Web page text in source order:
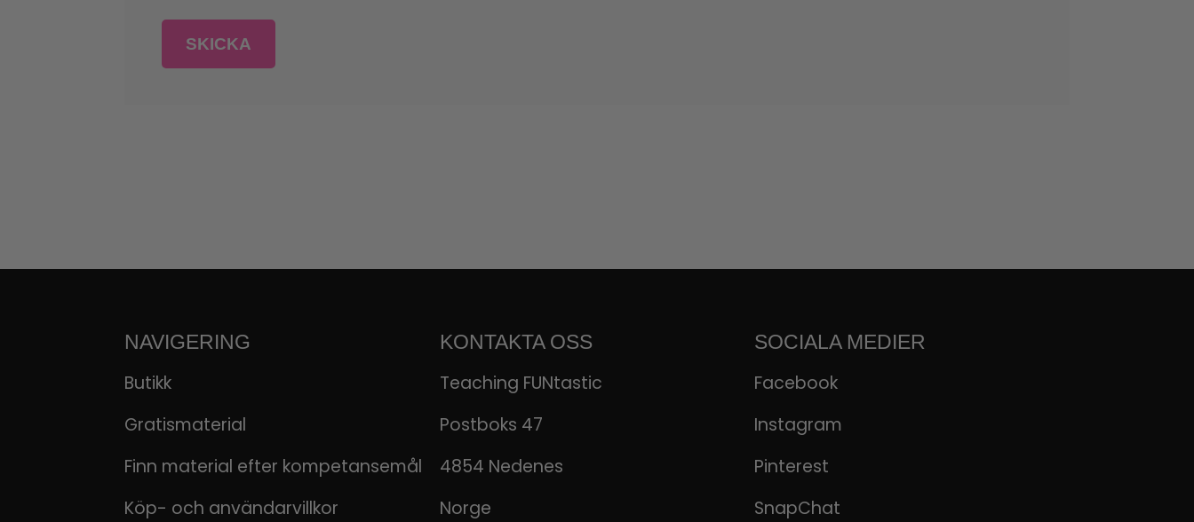
NAVIGERING
Butikk
Gratismaterial
Finn material efter kompetansemål
Köp- och användarvillkor
KONTAKTA OSS
Teaching FUNtastic
Postboks 47
4854 Nedenes
Norge
SOCIALA MEDIER
Facebook
Instagram
Pinterest
SnapChat